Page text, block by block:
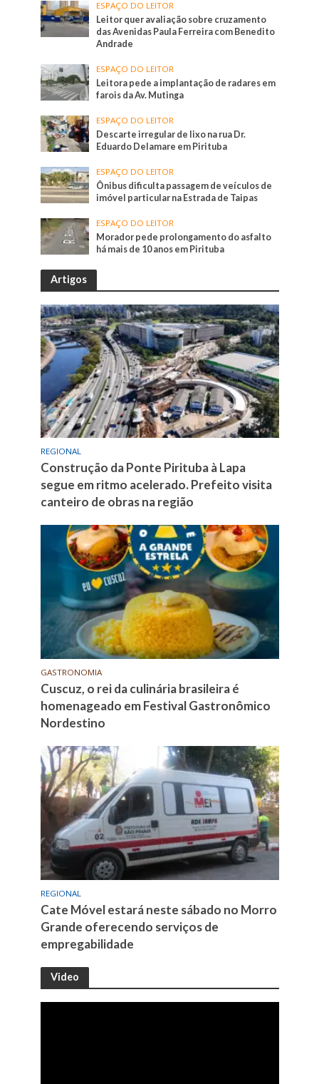
ESPAÇO DO LEITOR
Leitor quer avaliação sobre cruzamento
das Avenidas Paula Ferreira com Benedito
Andrade
ESPAÇO DO LEITOR
Leitora pede a implantação de radares em
farois da Av. Mutinga
ESPAÇO DO LEITOR
Descarte irregular de lixo na rua Dr.
Eduardo Delamare em Pirituba
ESPAÇO DO LEITOR
Ônibus dificulta passagem de veículos de
imóvel particular na Estrada de Taipas
ESPAÇO DO LEITOR
Morador pede prolongamento do asfalto
há mais de 10 anos em Pirituba
Artigos
REGIONAL
Construção da Ponte Pirituba à Lapa
segue em ritmo acelerado. Prefeito visita
canteiro de obras na região
GASTRONOMIA
Cuscuz, o rei da culinária brasileira é
homenageado em Festival Gastronômico
Nordestino
REGIONAL
Cate Móvel estará neste sábado no Morro
Grande oferecendo serviços de
empregabilidade
Video